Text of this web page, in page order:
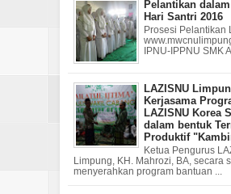
Pelantikan
Hari Santri 2016
Prosesi Pelantikan
IPNU-IPPNU SMK
LAZISNU
Kerjasama
LAZISNU Korea
dalam bentuk
Produktif
Ketua Pengurus
Limpung, KH. Mahrozi, BA, secara
menyerahkan program bantuan ...